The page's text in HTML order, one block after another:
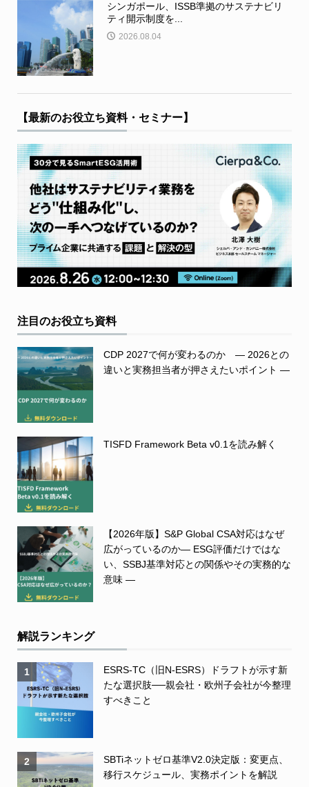
シンガポール、ISSB準拠のサステナビリ
ティ開示制度を...
2026.08.04
【最新のお役立ち資料・セミナー】
注目のお役立ち資料
CDP 2027で何が変わるのか ― 2026との
違いと実務担当者が押さえたいポイント ―
TISFD Framework Beta v0.1を読み解く
【2026年版】S&P Global CSA対応はなぜ
広がっているのか― ESG評価だけではな
い、SSBJ基準対応との関係やその実務的な
意味 ―
解説ランキング
1
ESRS-TC（旧N-ESRS）ドラフトが示す新
たな選択肢──親会社・欧州子会社が今整理
すべきこと
2
SBTiネットゼロ基準V2.0決定版：変更点、
移行スケジュール、実務ポイントを解説